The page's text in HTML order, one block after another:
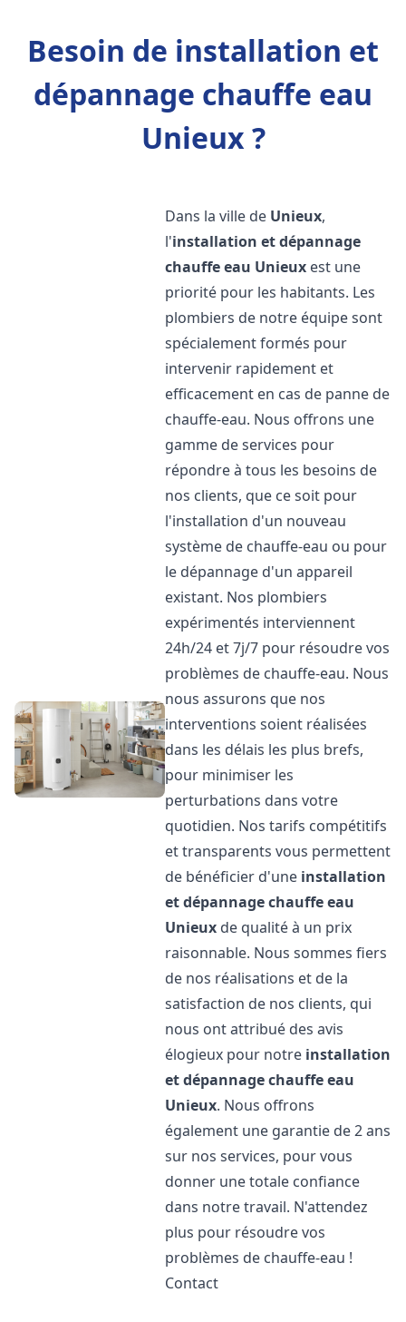
Besoin de installation et
dépannage chauffe eau
Unieux ?
Dans la ville de Unieux,
l'installation et dépannage
chauffe eau Unieux est une
priorité pour les habitants. Les
plombiers de notre équipe sont
spécialement formés pour
intervenir rapidement et
efficacement en cas de panne de
chauffe-eau. Nous offrons une
gamme de services pour
répondre à tous les besoins de
nos clients, que ce soit pour
l'installation d'un nouveau
système de chauffe-eau ou pour
le dépannage d'un appareil
existant. Nos plombiers
expérimentés interviennent
24h/24 et 7j/7 pour résoudre vos
problèmes de chauffe-eau. Nous
nous assurons que nos
interventions soient réalisées
dans les délais les plus brefs,
pour minimiser les
perturbations dans votre
quotidien. Nos tarifs compétitifs
et transparents vous permettent
de bénéficier d'une installation
et dépannage chauffe eau
Unieux de qualité à un prix
raisonnable. Nous sommes fiers
de nos réalisations et de la
satisfaction de nos clients, qui
nous ont attribué des avis
élogieux pour notre installation
et dépannage chauffe eau
Unieux. Nous offrons
également une garantie de 2 ans
sur nos services, pour vous
donner une totale confiance
dans notre travail. N'attendez
plus pour résoudre vos
problèmes de chauffe-eau !
Contact